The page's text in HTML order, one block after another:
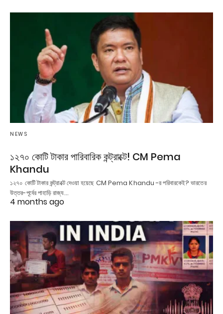
NEWS
১২৭০ কোটি টাকার পারিবারিক কন্ট্রাক্টে! CM Pema
Khandu
১২৭০ কোটি টাকার কন্ট্রাক্টে দেওয়া হয়েছে CM Pema Khandu -র পরিবারকেই? ভারতের
উত্তর-পূর্বের পাহাড়ি রাজ্য…
4 months ago